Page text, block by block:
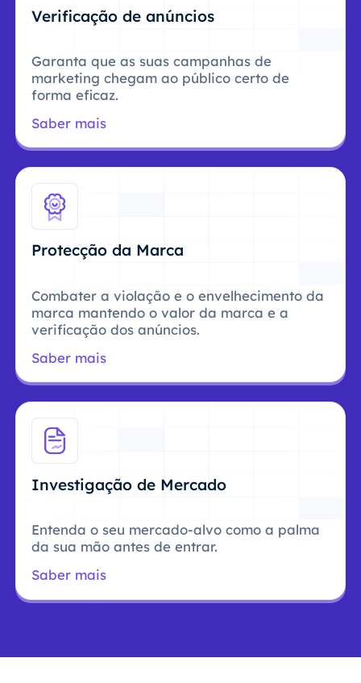
Verificação de anúncios
Garanta que as suas campanhas de
marketing chegam ao público certo de
forma eficaz.
Saber mais
Protecção da Marca
Combater a violação e o envelhecimento da
marca mantendo o valor da marca e a
verificação dos anúncios.
Saber mais
Investigação de Mercado
Entenda o seu mercado-alvo como a palma
da sua mão antes de entrar.
Saber mais